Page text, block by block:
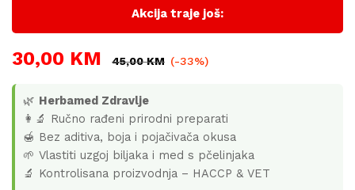
Akcija traje još:
30,00 KM 45,00KM (-33%)
🌿 Herbamed Zdravlje
👩‍🔬 Ručno rađeni prirodni preparati
🍯 Bez aditiva, boja i pojačivača okusa
🌱 Vlastiti uzgoj biljaka i med s pčelinjaka
🔬 Kontrolisana proizvodnja – HACCP & VET